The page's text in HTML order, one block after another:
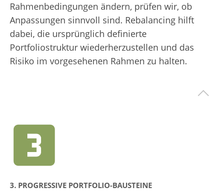
Rahmenbedingungen ändern, prüfen wir, ob
Anpassungen sinnvoll sind. Rebalancing hilft
dabei, die ursprünglich definierte
Portfoliostruktur wiederherzustellen und das
Risiko im vorgesehenen Rahmen zu halten.
3. PROGRESSIVE PORTFOLIO-BAUSTEINE